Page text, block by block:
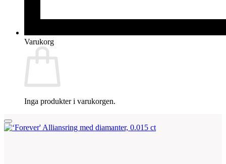
Varukorg
Inga produkter i varukorgen.